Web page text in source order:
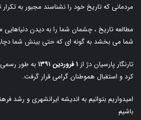
مردمانی که تاریخ خود را نشناسند مجبور به
مطالعه تاریخ ، چشمان شما را به دیدن دنیاهایی
شما می بخشد به گونه ای که حتی بینش شما
تارنگار پارسیان دژ از۱ فروردین ۱۳۹۱
به طور رسمی
کرد و استقبال هموطنان گرامی قرار گرفت.
امیدواریم بتوانیم به اندیشه ایرانشهری و رشد
باشیم